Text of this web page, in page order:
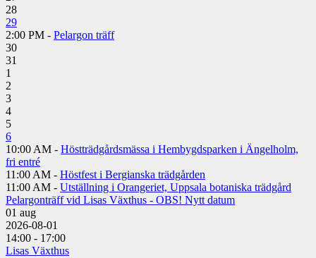
28
29
2:00 PM - Pelargon träff
30
31
1
2
3
4
5
6
10:00 AM - Höstträdgårdsmässa i Hembygdsparken i Ängelholm,
fri entré
11:00 AM - Höstfest i Bergianska trädgården
11:00 AM - Utställning i Orangeriet, Uppsala botaniska trädgård
Pelargonträff vid Lisas Växthus - OBS! Nytt datum
01 aug
2026-08-01
14:00 - 17:00
Lisas Växthus